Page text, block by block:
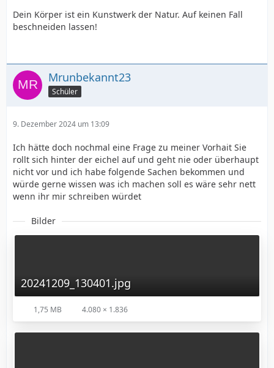
Dein Körper ist ein Kunstwerk der Natur. Auf keinen Fall
beschneiden lassen!
Mrunbekannt23
Schüler
9. Dezember 2024 um 13:09
Ich hätte doch nochmal eine Frage zu meiner Vorhait Sie
rollt sich hinter der eichel auf und geht nie oder überhaupt
nicht vor und ich habe folgende Sachen bekommen und
würde gerne wissen was ich machen soll es wäre sehr nett
wenn ihr mir schreiben würdet
Bilder
20241209_130401.jpg
1,75 MB 4.080 × 1.836